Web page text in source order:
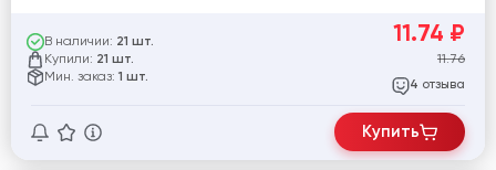
В наличии: 21 шт.
Купили: 21 шт.
Мин. заказ: 1 шт.
11.74 ₽
11.76
4 отзыва
Купить